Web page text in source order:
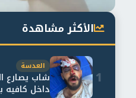
الأكثر مشاهدة
1
العدسة
شاب يصارع
داخل كافيه